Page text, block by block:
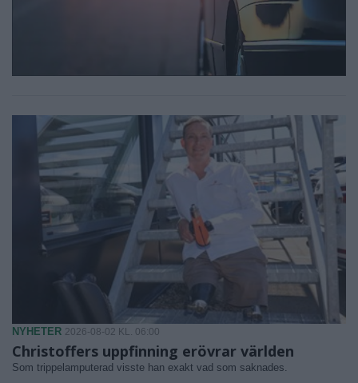
NYHETER 2026-08-02 KL. 06:00
Christoffers uppfinning erövrar världen
Som trippelamputerad visste han exakt vad som saknades.